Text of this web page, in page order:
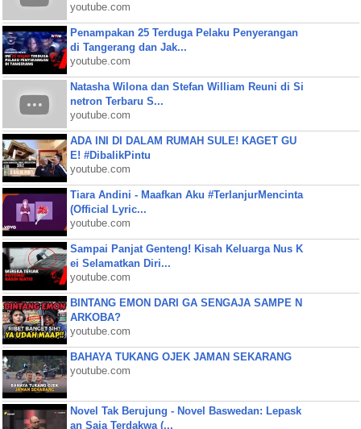
youtube.com
Penampakan 25 Terduga Pelaku Penyerangan
di Tangerang dan Jak...
youtube.com
Natasha Wilona dan Stefan William Reuni di Si
netron Terbaru S...
youtube.com
ADA INI DI DALAM RUMAH SULE! KAGET GU
E! #DibalikPintu
youtube.com
Tiara Andini - Maafkan Aku #TerlanjurMencinta
(Official Lyric...
youtube.com
Sampai Panjat Genteng! Kisah Keluarga Nus K
ei Selamatkan Diri...
youtube.com
BINTANG EMON DARI GA SENGAJA SAMPE N
ARKOBA?
youtube.com
BAHAYA TUKANG OJEK JAMAN SEKARANG
youtube.com
Novel Tak Berujung - Novel Baswedan: Lepask
an Saja Terdakwa (...